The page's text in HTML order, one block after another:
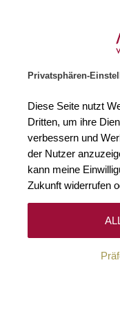
Privatsphären-
Diese Seite nutzt
Dritten, um ihre
verbessern und
der Nutzer
kann meine
Zukunft widerrufen